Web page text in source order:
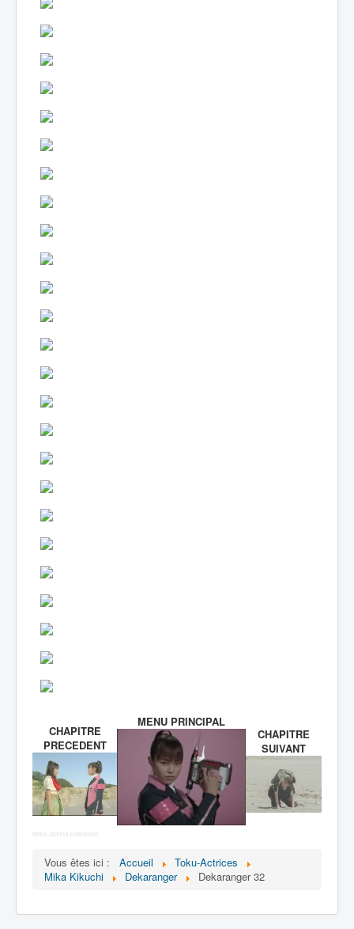
CHAPITRE
PRECEDENT
MENU PRINCIPAL
CHAPITRE
SUIVANT
More Joomla Extensions
Vous êtes ici : Accueil
Toku-Actrices
Mika Kikuchi
Dekaranger Dekaranger 32